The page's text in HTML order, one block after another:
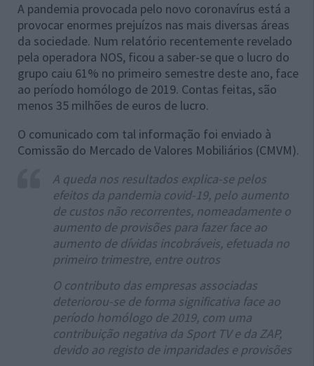
A pandemia provocada pelo novo coronavírus está a
provocar enormes prejuízos nas mais diversas áreas
da sociedade. Num relatório recentemente revelado
pela operadora NOS, ficou a saber-se que o lucro do
grupo caiu 61% no primeiro semestre deste ano, face
ao período homólogo de 2019. Contas feitas, são
menos 35 milhões de euros de lucro.
O comunicado com tal informação foi enviado à
Comissão do Mercado de Valores Mobiliários (CMVM).
A queda nos resultados explica-se pelos
efeitos da pandemia covid-19, pelo aumento
de custos não recorrentes, nomeadamente o
aumento de provisões para fazer face ao
aumento de dívidas incobráveis, efetuada no
primeiro trimestre, entre outros
O contributo das empresas associadas
deteriorou-se de forma significativa face ao
período homólogo de 2019, com uma
contribuição negativa da Sport TV e da ZAP,
devido ao registo de imparidades e provisões